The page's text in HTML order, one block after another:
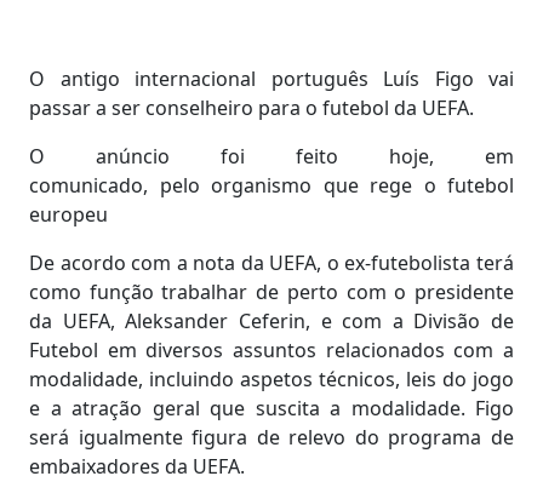
O antigo internacional português Luís Figo vai
passar a ser conselheiro para o futebol da UEFA.
O anúncio foi feito hoje, em
comunicado, pelo organismo que rege o futebol
europeu
De acordo com a nota da UEFA, o ex-futebolista terá
como função trabalhar de perto com o presidente
da UEFA, Aleksander Ceferin, e com a Divisão de
Futebol em diversos assuntos relacionados com a
modalidade, incluindo aspetos técnicos, leis do jogo
e a atração geral que suscita a modalidade. Figo
será igualmente figura de relevo do programa de
embaixadores da UEFA.